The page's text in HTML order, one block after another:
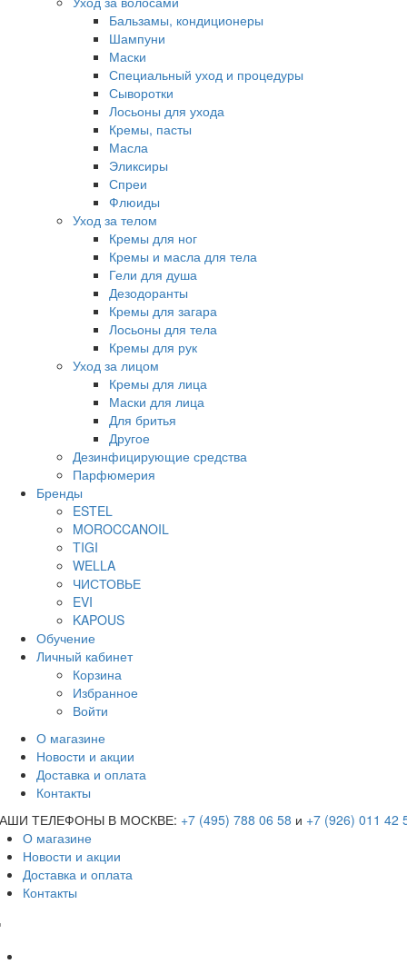
Бальзамы, кондиционеры
Шампуни
Маски
Специальный уход и процедуры
Сыворотки
Лосьоны для ухода
Кремы, пасты
Масла
Эликсиры
Спреи
Флюиды
Уход за телом
Кремы для ног
Кремы и масла для тела
Гели для душа
Дезодоранты
Кремы для загара
Лосьоны для тела
Кремы для рук
Уход за лицом
Кремы для лица
Маски для лица
Для бритья
Другое
Дезинфицирующие средства
Парфюмерия
Бренды
ESTEL
MOROCCANOIL
TIGI
WELLA
ЧИСТОВЬЕ
EVI
KAPOUS
Обучение
Личный кабинет
Корзина
Избранное
Войти
О магазине
Новости и акции
Доставка и оплата
Контакты
ТЕЛЕФОНЫ В МОСКВЕ: +7 (495) 788 06 58 и +7 (926) 011 42
О магазине
Новости и акции
Доставка и оплата
Контакты